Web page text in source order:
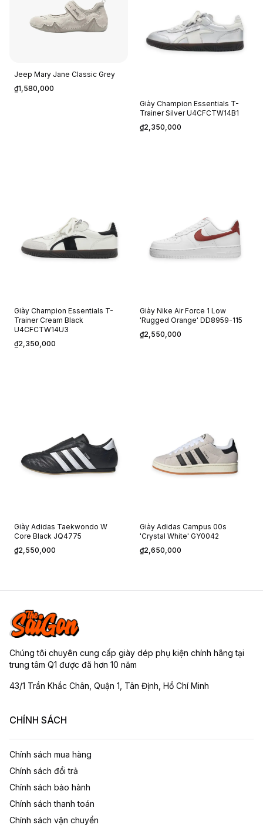
Jeep Mary Jane Classic Grey
₫1,580,000
Giày Champion Essentials T-
Trainer Silver U4CFCTW14B1
₫2,350,000
Giày Champion Essentials T-
Trainer Cream Black
U4CFCTW14U3
₫2,350,000
Giày Nike Air Force 1 Low
'Rugged Orange' DD8959-115
₫2,550,000
Giày Adidas Taekwondo W
Core Black JQ4775
₫2,550,000
Giày Adidas Campus 00s
'Crystal White' GY0042
₫2,650,000
Chúng tôi chuyên cung cấp giày dép phụ kiện chính hãng tại
trung tâm Q1 được đã hơn 10 năm
43/1 Trần Khắc Chân, Quận 1, Tân Định, Hồ Chí Minh
CHÍNH SÁCH
Chính sách mua hàng
Chính sách đổi trả
Chính sách bảo hành
Chính sách thanh toán
Chính sách vận chuyển